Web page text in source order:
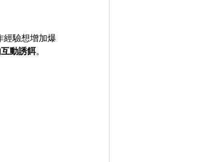
經驗想增加爆
動誘餌。